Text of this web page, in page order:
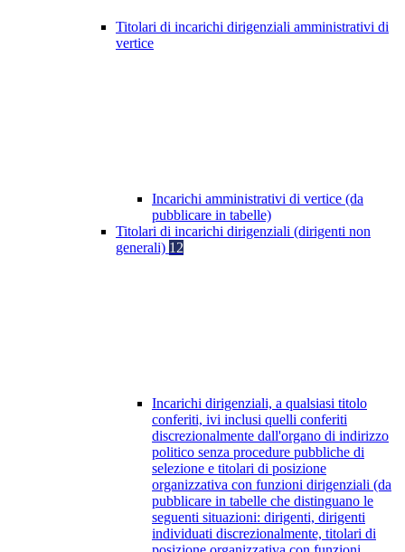
Titolari di incarichi dirigenziali amministrativi di
vertice
Incarichi amministrativi di vertice (da
pubblicare in tabelle)
Titolari di incarichi dirigenziali (dirigenti non
generali) 12
Incarichi dirigenziali, a qualsiasi titolo
conferiti, ivi inclusi quelli conferiti
discrezionalmente dall'organo di indirizzo
politico senza procedure pubbliche di
selezione e titolari di posizione
organizzativa con funzioni dirigenziali (da
pubblicare in tabelle che distinguano le
seguenti situazioni: dirigenti, dirigenti
individuati discrezionalmente, titolari di